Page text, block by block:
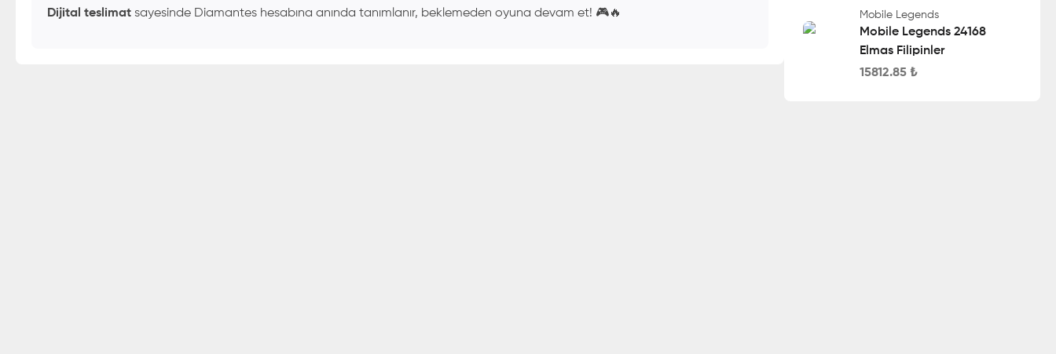
Dijital teslimat sayesinde Diamantes hesabına anında tanımlanır, beklemeden oyuna devam et! 🎮🔥 Mobile Legends
Mobile Legends 24168
Elmas Filipinler
15812.85 ₺